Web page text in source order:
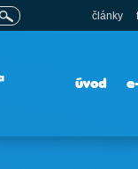
články
úvod